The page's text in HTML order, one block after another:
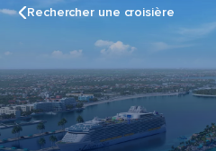
Rechercher une croisière